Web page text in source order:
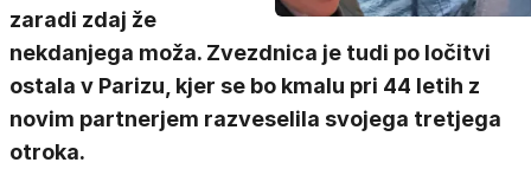
zaradi zdaj že
nekdanjega moža. Zvezdnica je tudi po ločitvi
ostala v Parizu, kjer se bo kmalu pri 44 letih z
novim partnerjem razveselila svojega tretjega
otroka.